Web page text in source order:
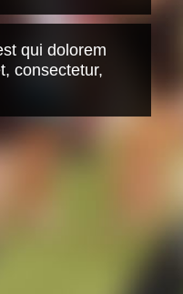
qui dolorem
consectetur,